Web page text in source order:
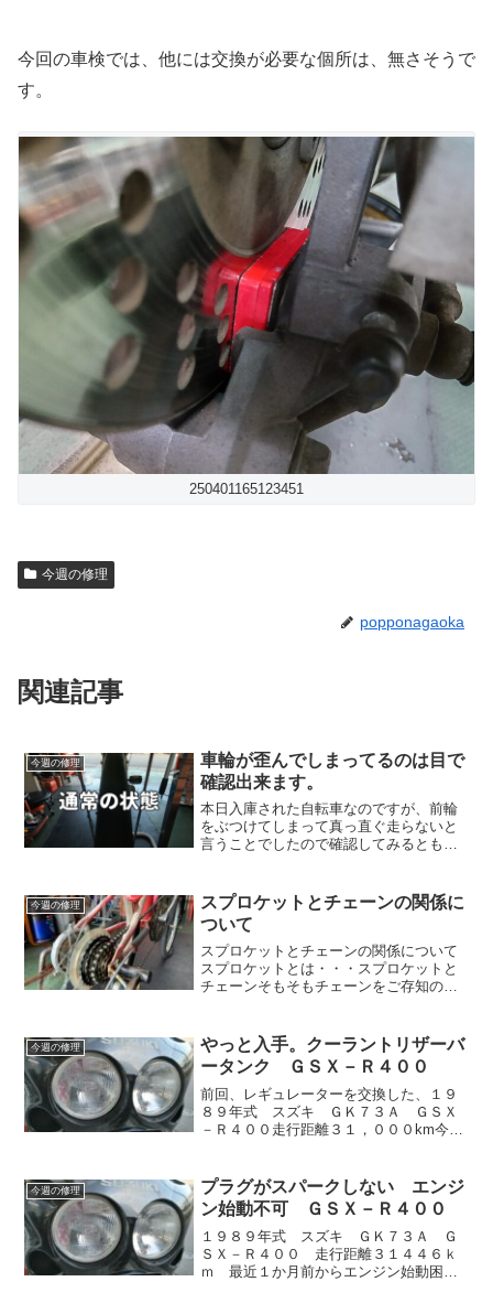
今回の車検では、他には交換が必要な個所は、無さそうで
す。
250401165123451
今週の修理
popponagaoka
関連記事
今週の修理
車輪が歪んでしまってるのは目で
確認出来ます。
本日入庫された自転車なのですが、前輪
をぶつけてしまって真っ直ぐ走らないと
言うことでしたので確認してみるともの
るので参考動画を撮ってみました😊と言
う感じで少しだけ自転車を...
今週の修理
スプロケットとチェーンの関係に
ついて
スプロケットとチェーンの関係について
スプロケットとは・・・スプロケットと
チェーンそもそもチェーンをご存知の方
で、ご説明から😊自転車は人力で進むの
にペダルを漕いで動力をペダ...
今週の修理
やっと入手。クーラントリザーバ
ータンク ＧＳＸ－Ｒ４００
前回、レギュレーターを交換した、１９
８９年式 スズキ ＧＫ７３Ａ ＧＳＸ
－Ｒ４００走行距離３１，０００km今回
置すると床に冷却水漏れています。どこ
ら漏れてるか確認すると...
今週の修理
プラグがスパークしない エンジ
ン始動不可 ＧＳＸ－Ｒ４００
１９８９年式 スズキ ＧＫ７３Ａ Ｇ
ＳＸ－Ｒ４００ 走行距離３１４４６ｋ
ｍ 最近１か月前からエンジン始動困